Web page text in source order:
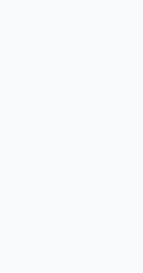
koszyk lub
multimediów.